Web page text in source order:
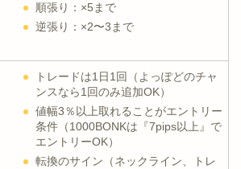
順張り：×5まで
逆張り：×2〜3まで
トレードは1日1回（よっぽどのチャ
ンスなら1回のみ追加OK）
値幅3％以上取れることがエントリー
条件（1000BONKは『7pips以上』で
エントリーOK）
転換のサイン（ネックライン、トレ